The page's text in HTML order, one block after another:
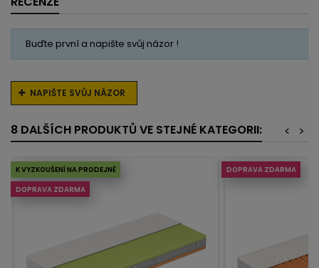
Buďte první a napište svůj názor !
NAPIŠTE SVŮJ NÁZOR
8 DALŠÍCH PRODUKTŮ VE STEJNÉ KATEGORII: >
<
K VYZKOUŠENÍ NA PRODEJNĚ
DOPRAVA ZDARMA
DOPRAVA ZDARMA